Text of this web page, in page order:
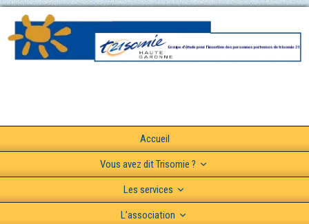
Accueil
Vous avez dit Trisomie ?
Les services
L’association